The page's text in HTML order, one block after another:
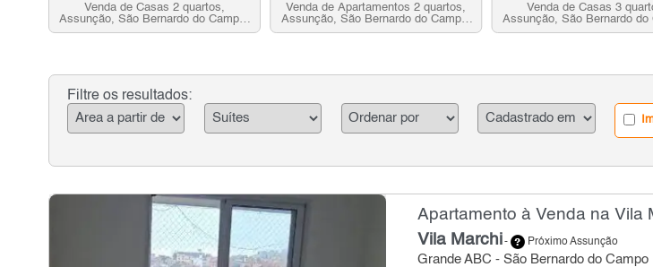
Venda de Casas 2 quartos,
Assunção, São Bernardo do Campo,
SP
Venda de Apartamentos 2 quartos,
Assunção, São Bernardo do Campo,
SP
Venda de Casas 3
Assunção, São Bernardo do
SP
Filtre os resultados:
Apartamento à Venda na Vila
Vila Marchi- Próximo Assunção
Grande ABC - São Bernardo do Campo